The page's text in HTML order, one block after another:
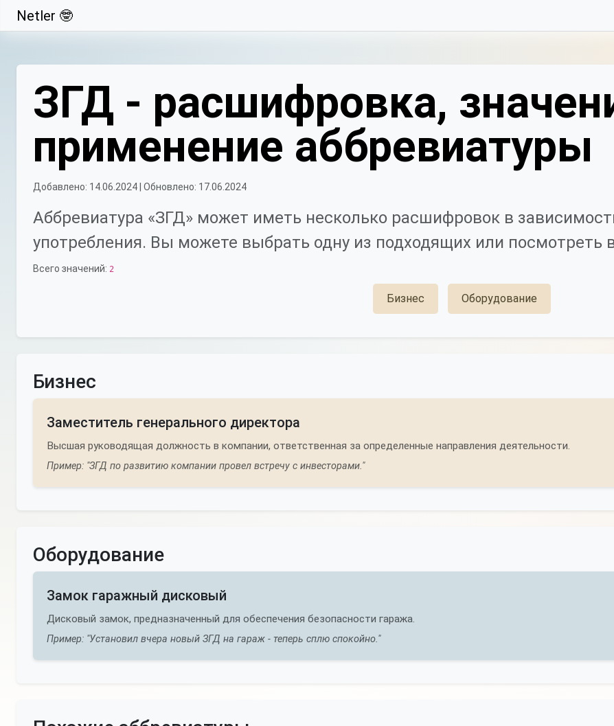
Свернуть
Netler 🤓
ЗГД - расшифровка,
применение аббревиатуры
Добавлено: 14.06.2024 | Обновлено: 17.06.2024
Аббревиатура «ЗГД» может иметь несколько расшифровок в
употребления. Вы можете выбрать одну из подходящих или посмотреть
Всего значений: 2
Бизнес Оборудование
Бизнес
Заместитель генерального директора
Высшая руководящая должность в компании, ответственная за определенные направления деятельности.
Пример: "ЗГД по развитию компании провел встречу с инвесторами."
Оборудование
Замок гаражный дисковый
Дисковый замок, предназначенный для обеспечения безопасности гаража.
Пример: "Установил вчера новый ЗГД на гараж - теперь сплю спокойно."